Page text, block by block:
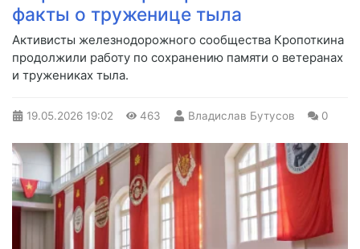
факты о труженице тыла
Активисты железнодорожного сообщества Кропоткина
продолжили работу по сохранению памяти о ветеранах
и тружениках тыла.
19.05.2026 19:02 463 Владислав Бутусов 0